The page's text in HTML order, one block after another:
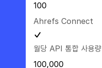
100
Ahrefs Connect
월당 API 통합 사용량
100,000